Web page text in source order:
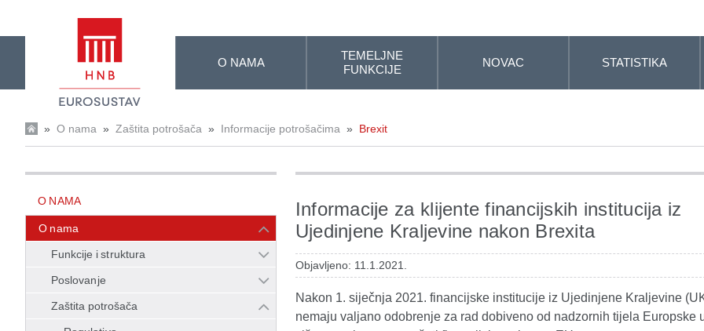
O NAMA
TEMELJNE
FUNKCIJE
NOVAC STATISTIKA
» O nama » Zaštita potrošača » Informacije potrošačima » Brexit
O NAMA
O nama
Funkcije i struktura
Poslovanje
Zaštita potrošača
Informacije za klijente financijskih institucija iz
Ujedinjene Kraljevine nakon Brexita
Objavljeno: 11.1.2021.
Nakon 1. siječnja 2021. financijske institucije iz Ujedinjene Kraljevine
nemaju valjano odobrenje za rad dobiveno od nadzornih tijela Europske